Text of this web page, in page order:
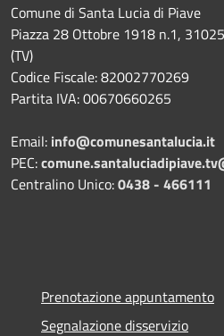
Comune di Santa Lucia di Piave
Piazza 28 Ottobre 1918 n.1,
(TV)
Codice Fiscale: 82002770269
Partita IVA: 00670660265
Email: info@comunesantalucia.it
PEC:
Centralino Unico:0438 - 466111
Prenotazione appuntamento
Segnalazione disservizio